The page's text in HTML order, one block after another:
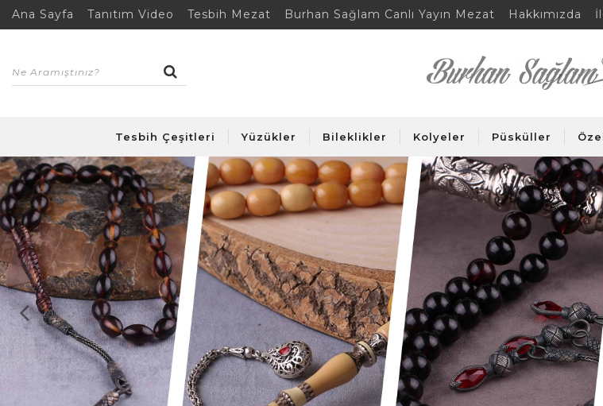
Ana Sayfa Tanıtım Video Tesbih Mezat Burhan Sağlam Canlı Yayın Mezat Hakkımızda
Tesbih Çeşitleri Yüzükler Bileklikler Kolyeler Püsküller